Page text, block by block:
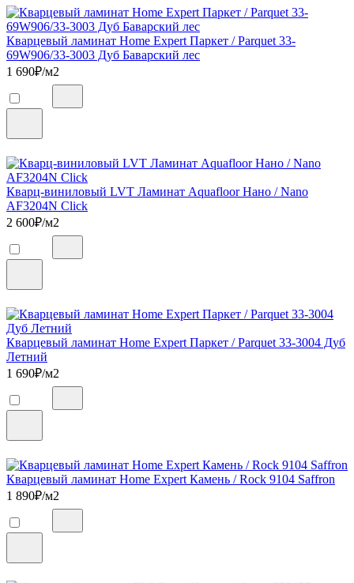
Кварцевый ламинат Home Expert Паркет / Parquet 33-
69W906/33-3003 Дуб Баварский лес
1 690₽/м2
Кварц-виниловый LVT Ламинат Aquafloor Нано / Nano
AF3204N Click
2 600₽/м2
Кварцевый ламинат Home Expert Паркет / Parquet 33-3004 Дуб
Летний
1 690₽/м2
Кварцевый ламинат Home Expert Камень / Rock 9104 Saffron
1 890₽/м2